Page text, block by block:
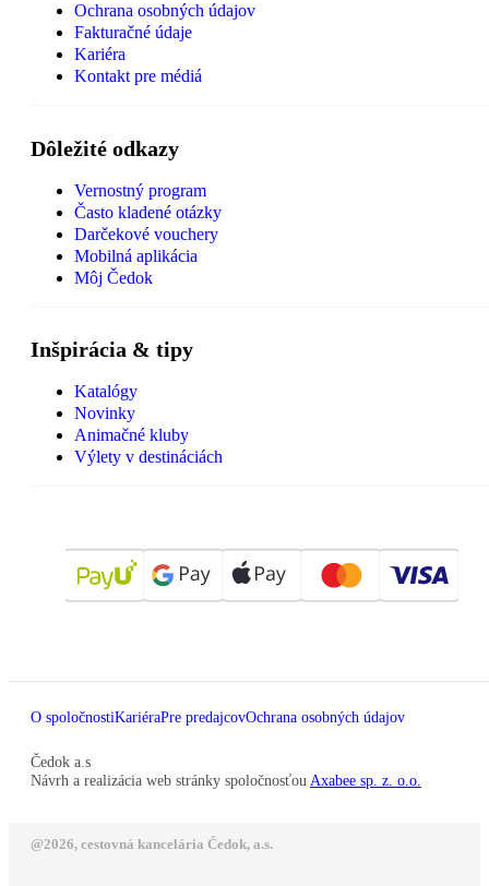
Ochrana osobných údajov
Fakturačné údaje
Kariéra
Kontakt pre médiá
Dôležité odkazy
Vernostný program
Často kladené otázky
Darčekové vouchery
Mobilná aplikácia
Môj Čedok
Inšpirácia & tipy
Katalógy
Novinky
Animačné kluby
Výlety v destináciách
O spoločnostiKariéraPre predajcovOchrana osobných údajov
Čedok a.s
Návrh a realizácia web stránky spoločnosťou Axabee sp. z. o.o.
@2026, cestovná kancelária Čedok, a.s.